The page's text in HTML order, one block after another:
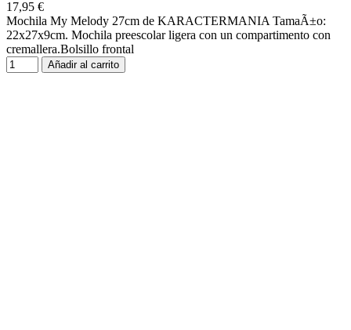
17,95 €
Mochila My Melody 27cm de KARACTERMANIA TamaÃ±o:
22x27x9cm. Mochila preescolar ligera con un compartimento con
cremallera.Bolsillo frontal
Añadir al carrito